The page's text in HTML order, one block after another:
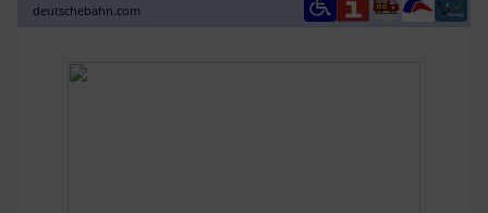
deutschebahn.com